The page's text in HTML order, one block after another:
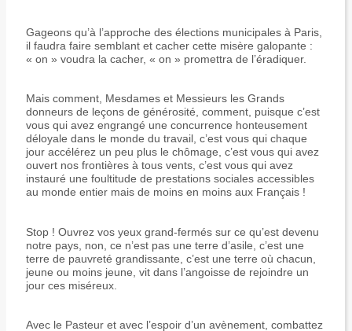
Gageons qu’à l’approche des élections municipales à Paris,
il faudra faire semblant et cacher cette misère galopante :
« on » voudra la cacher, « on » promettra de l’éradiquer.
Mais comment, Mesdames et Messieurs les Grands
donneurs de leçons de générosité, comment, puisque c’est
vous qui avez engrangé une concurrence honteusement
déloyale dans le monde du travail, c’est vous qui chaque
jour accélérez un peu plus le chômage, c’est vous qui avez
ouvert nos frontières à tous vents, c’est vous qui avez
instauré une foultitude de prestations sociales accessibles
au monde entier mais de moins en moins aux Français !
Stop ! Ouvrez vos yeux grand-fermés sur ce qu’est devenu
notre pays, non, ce n’est pas une terre d’asile, c’est une
terre de pauvreté grandissante, c’est une terre où chacun,
jeune ou moins jeune, vit dans l’angoisse de rejoindre un
jour ces miséreux.
Avec le Pasteur et avec l’espoir d’un avènement, combattez